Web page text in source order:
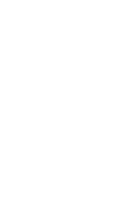
más cortas,
actúan
rangos. El
del rango y
adicionales
largo plazo,
está
una
una sensación